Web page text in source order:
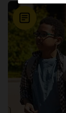
Nouvelle